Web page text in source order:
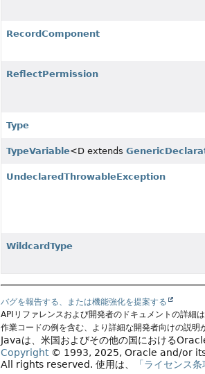
RecordComponent
ReflectPermission
Type
TypeVariable<D extends
UndeclaredThrowableException
WildcardType
バグを報告する、または機能強化を提案する
APIリファレンスおよび開発者のドキュメントの詳細は
作業コードの例を含む、より詳細な開発者向けの説明
Javaは、米国およびその他の国における
Copyright© 1993, 2025, Oracle and/or its
All rights reserved.使用は、 「ライセンス条